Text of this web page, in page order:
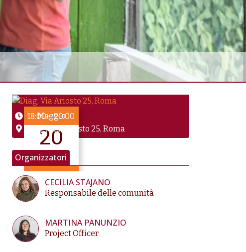
Maggio
20
2026
fino a Mag 20
18:00–20:00
Diag, Via Ariosto 25, Roma
Organizzatori
CECILIA STAJANO
Responsabile delle comunità
MARTINA PANUNZIO
Project Officer